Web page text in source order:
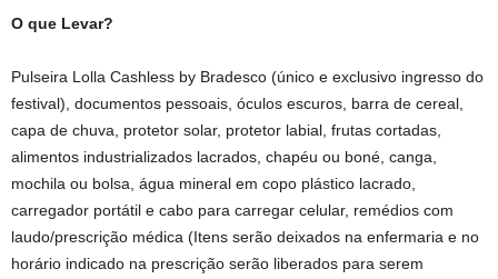
O que Levar?
Pulseira Lolla Cashless by Bradesco (único e exclusivo ingresso do
festival), documentos pessoais, óculos escuros, barra de cereal,
capa de chuva, protetor solar, protetor labial, frutas cortadas,
alimentos industrializados lacrados, chapéu ou boné, canga,
mochila ou bolsa, água mineral em copo plástico lacrado,
carregador portátil e cabo para carregar celular, remédios com
laudo/prescrição médica (Itens serão deixados na enfermaria e no
horário indicado na prescrição serão liberados para serem